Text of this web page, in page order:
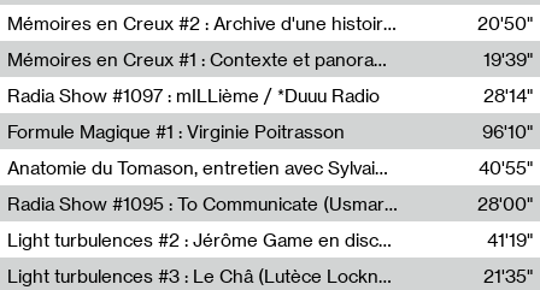
Radio Orange 94.0
Mémoires en Creux #2 : Archive d'une histoire artistique
Sophie Auger-Grappin
20'50"
Mémoires en Creux #1 : Contexte et panorama
Sophie Auger-Grappin
19'39"
Radia Show #1097 : mILLième / *Duuu Radio
28'14"
Formule Magique #1 : Virginie Poitrasson
Nathalie Lacroix,Virginie Poitrasson
96'10"
Anatomie du Tomason, entretien avec Sylvain Cardonnel
Loraine Baud,Sylvain Cardonnel
40'55"
Radia Show #1095 : To Communicate (Usmaradio)
Usmaradio
28'00"
Light turbulences #2 : Jérôme Game en discussion avec Thomas Corlin
41'19"
Light turbulences #3 : Le Châ (Lutèce Lockness)
21'35"